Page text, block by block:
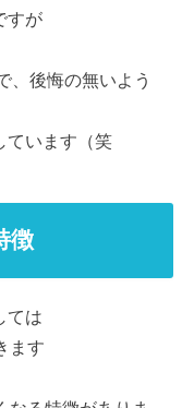
すが
、後悔の無いよう
ています（笑
徴
ては
ます